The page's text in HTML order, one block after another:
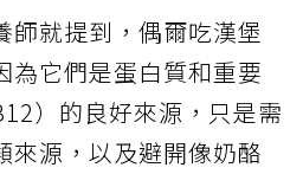
師就提到，偶爾吃漢堡
為它們是蛋白質和重要
）的良好來源，只是需
來源，以及避開像奶酪